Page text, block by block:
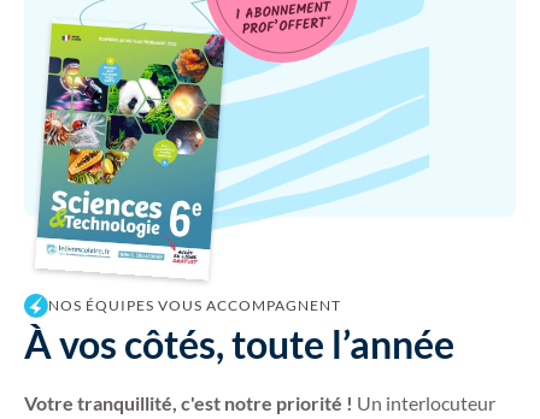
NOS ÉQUIPES VOUS ACCOMPAGNENT
À vos côtés, toute l’année
Votre tranquillité, c'est notre priorité ! Un interlocuteur